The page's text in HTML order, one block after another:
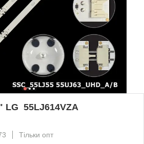
LG 55LJ614VZA
Тільки опт